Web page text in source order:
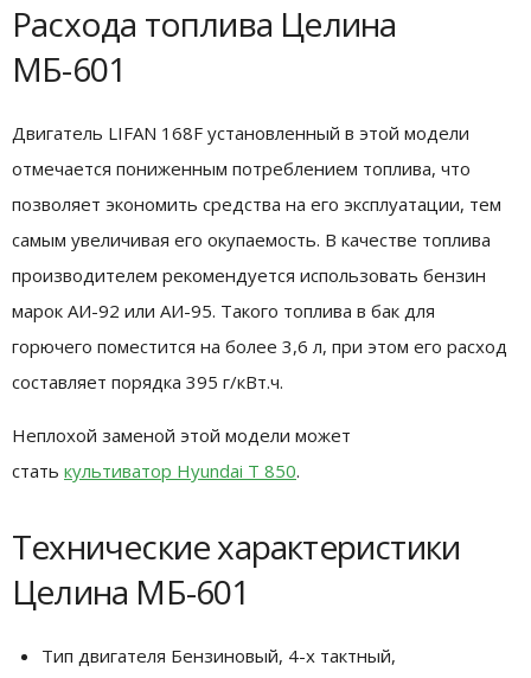
Расхода топлива Целина
МБ-601
Двигатель LIFAN 168F установленный в этой модели
отмечается пониженным потреблением топлива, что
позволяет экономить средства на его эксплуатации, тем
самым увеличивая его окупаемость. В качестве топлива
производителем рекомендуется использовать бензин
марок АИ-92 или АИ-95. Такого топлива в бак для
горючего поместится на более 3,6 л, при этом его расход
составляет порядка 395 г/кВт.ч.
Неплохой заменой этой модели может
стать культиватор Hyundai T 850.
Технические характеристики
Целина МБ-601
Тип двигателя Бензиновый, 4-х тактный,